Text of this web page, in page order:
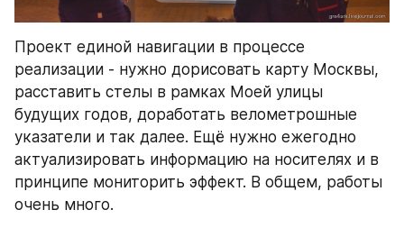
Проект единой навигации в процессе
реализации - нужно дорисовать карту Москвы,
расставить стелы в рамках Моей улицы
будущих годов, доработать велометрошные
указатели и так далее. Ещё нужно ежегодно
актуализировать информацию на носителях и в
принципе мониторить эффект. В общем, работы
очень много.